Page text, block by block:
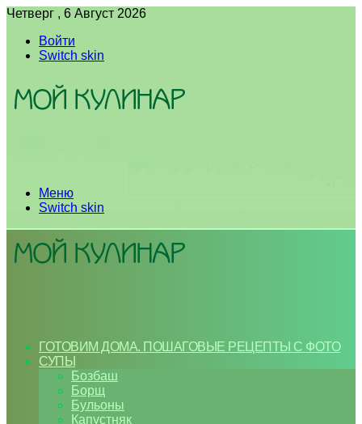
Четверг , 6 Август 2026
Войти
Switch skin
Меню
Switch skin
ГОТОВИМ ДОМА. ПОШАГОВЫЕ РЕЦЕПТЫ С ФОТО
СУПЫ
Бозбаш
Борщ
Бульоны
Капустняк